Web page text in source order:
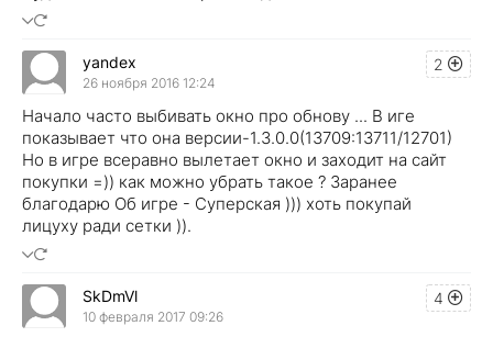
2
yandex
26 ноября 2016 12:24
Начало часто выбивать окно про обнову ... В иге
показывает что она версии-1.3.0.0(13709:13711/12701)
Но в игре всеравно вылетает окно и заходит на сайт
покупки =)) как можно убрать такое ? Заранее
благодарю Об игре - Суперская ))) хоть покупай
лицуху ради сетки )).
4
SkDmVl
10 февраля 2017 09:26